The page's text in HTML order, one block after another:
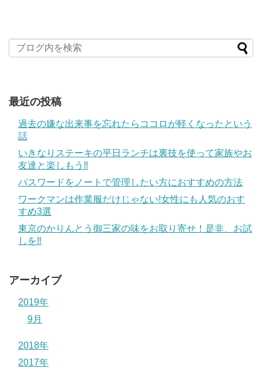
最近の投稿
過去の嫌な出来事を忘れたらココロが軽くなったという
話
いきなりステーキの平日ランチは裏技を使って家族やお
友達と楽しもう‼
パスワードをノートで管理したい方におすすめの方法
ワークマンは作業服だけじゃない!女性にも人気のおす
すめ3選
東京のかりんとう御三家の味をお取り寄せ！是非、お試
しを‼
アーカイブ
2019年
9月
2018年
2017年